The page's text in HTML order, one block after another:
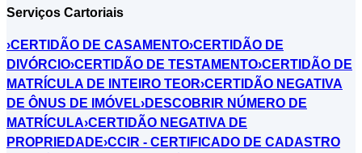
Serviços Cartoriais
›CERTIDÃO DE CASAMENTO›CERTIDÃO DE
DIVÓRCIO›CERTIDÃO DE TESTAMENTO›CERTIDÃO DE
MATRÍCULA DE INTEIRO TEOR›CERTIDÃO NEGATIVA
DE ÔNUS DE IMÓVEL›DESCOBRIR NÚMERO DE
MATRÍCULA›CERTIDÃO NEGATIVA DE
PROPRIEDADE›CCIR - CERTIFICADO DE CADASTRO